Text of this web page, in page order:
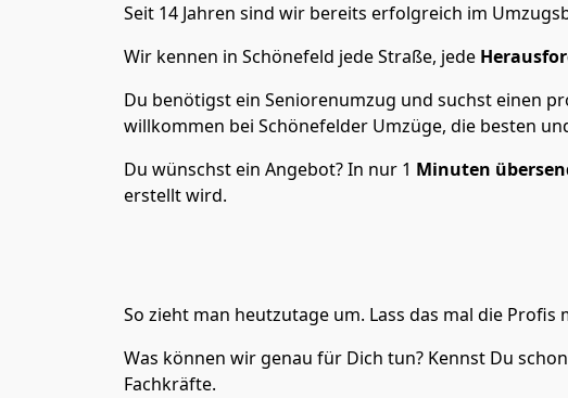
Seit 14 Jahren sind wir bereits erfolgreich im
Wir kennen in Schönefeld jede Straße, jede
Du benötigst ein Seniorenumzug und suchst einen
willkommen bei Schönefelder Umzüge, die besten
Du wünschst ein Angebot? In nur 1 Minuten
erstellt wird.
So zieht man heutzutage um. Lass das mal die Profis
Was können wir genau für Dich tun? Kennst Du
Fachkräfte.